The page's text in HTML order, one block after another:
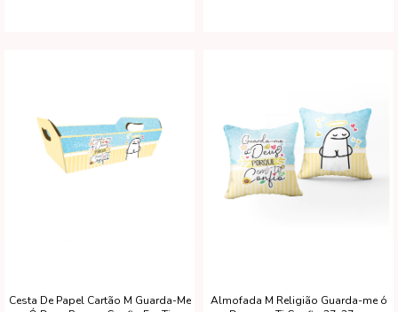
Cesta De Papel Cartão M Guarda-Me
Almofada M Religião Guarda-me ó